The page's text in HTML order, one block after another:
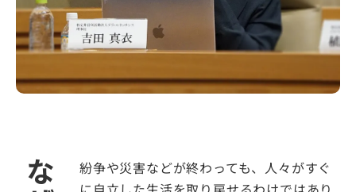
紛争や災害などが終わっても、人々がすぐ